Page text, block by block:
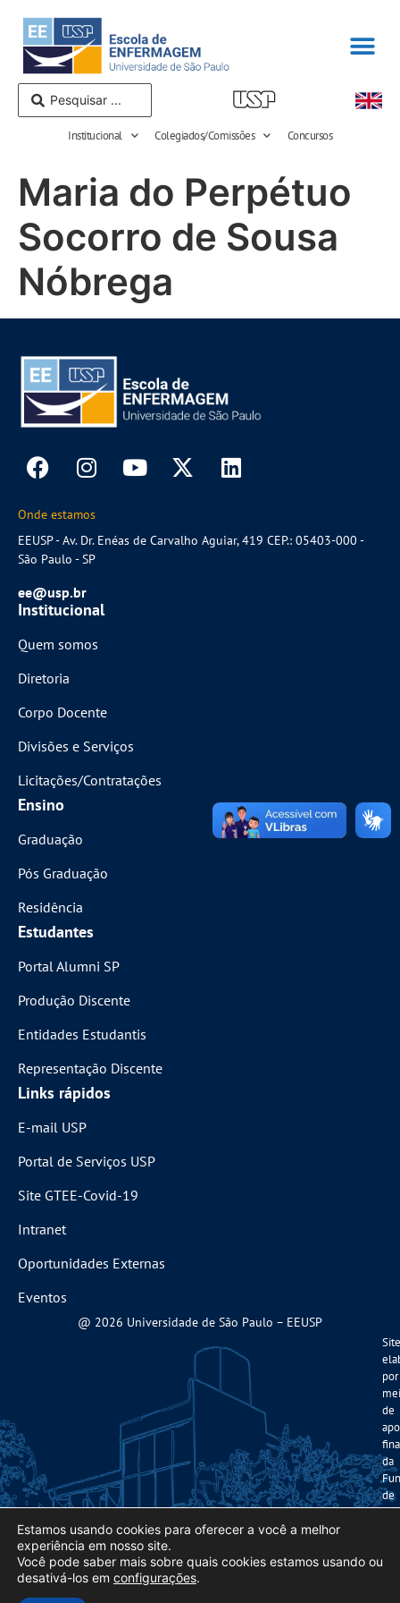
Institucional Colegiados/Comissões Concursos
Maria do Perpétuo
Socorro de Sousa
Nóbrega
Onde estamos
EEUSP - Av. Dr. Enéas de Carvalho Aguiar, 419 CEP.: 05403-000 -
São Paulo - SP
ee@usp.br
Institucional
Quem somos
Diretoria
Corpo Docente
Divisões e Serviços
Licitações/Contratações
Ensino
Graduação
Pós Graduação
Residência
Estudantes
Portal Alumni SP
Produção Discente
Entidades Estudantis
Representação Discente
Links rápidos
E-mail USP
Portal de Serviços USP
Site GTEE-Covid-19
Intranet
Oportunidades Externas
Eventos
@ 2026 Universidade de São Paulo – EEUSP
Site
por
de
da
de
Estamos usando cookies para oferecer a você a melhor
experiência em nosso site.
Você pode saber mais sobre quais cookies estamos usando ou
desativá-los em configurações.